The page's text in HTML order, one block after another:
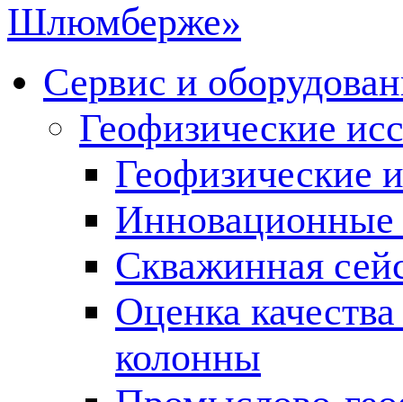
Сервис и
Геофизические
Геофизические
Инновационные
Скважинная
Оценка
колонны